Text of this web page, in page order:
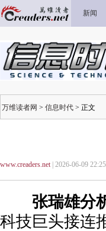
新闻
万维读者网 > 信息时代 > 正文
www.creaders.net| 2026-06-09
张瑞雄分
科技巨头接连